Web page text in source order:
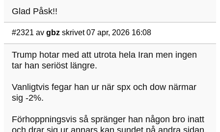
Glad Påsk!!
#2321 av gbz skrivet 07 apr, 2026 16:08
Trump hotar med att utrota hela Iran men ingen
tar han seriöst längre.
Vanligtvis fegar han ur när spx och dow närmar
sig -2%.
Förhoppningsvis så spränger han någon bro inatt
och drar sig ur annars kan sundet på andra sidan